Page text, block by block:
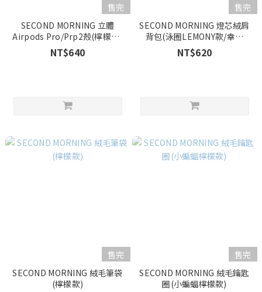
售完
SECOND MORNING 立體
Airpods Pro/Prp2殼(檸檬款/
地瓜款/蘋果款)
NT$640
售完
SECOND MORNING 燈芯絨肩
背包(泳圈LEMONY款/幸運
KUMI款)
NT$620
售完
SECOND MORNING 絨毛筆袋
(檸檬款)
售完
SECOND MORNING 絨毛鑰匙
圈(小蝙蝠檸檬款)